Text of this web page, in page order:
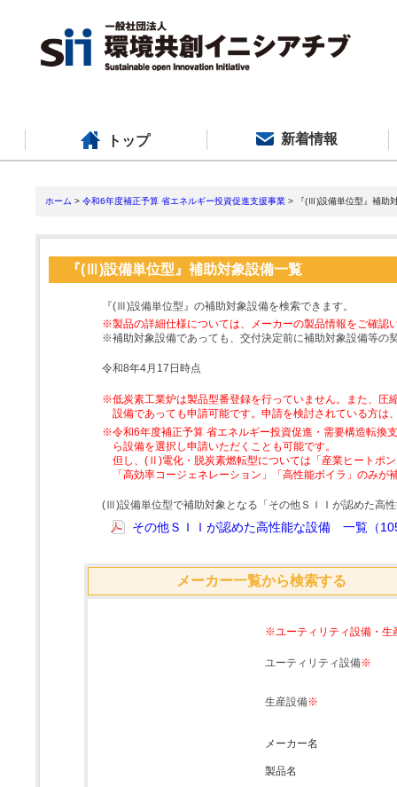
トップ 新着情報
ホーム > 令和6年度補正予算 省エネルギー投資促進支援事業 > 『(Ⅲ)設備単位型』補助
『(Ⅲ)設備単位型』補助対象設備一覧
『(Ⅲ)設備単位型』の補助対象設備を検索できます。
※製品の詳細仕様については、メーカーの製品情報をご確認
※補助対象設備であっても、交付決定前に補助対象設備等の
令和8年4月17日時点
※低炭素工業炉は製品型番登録を行っていません。また、圧
設備であっても申請可能です。申請を検討されている方は
※令和6年度補正予算 省エネルギー投資促進・需要構造転
ら設備を選択し申請いただくことも可能です。
但し、(Ⅱ)電化・脱炭素燃転型については「産業ヒートポ
「高効率コージェネレーション」「高性能ボイラ」のみが
(Ⅲ)設備単位型で補助対象となる「その他ＳＩＩが認めた高
その他ＳＩＩが認めた高性能な設備 一覧（
メーカー一覧から検索する
※ユーティリティ設備・生
ユーティリティ設備※
生産設備※
メーカー名
製品名